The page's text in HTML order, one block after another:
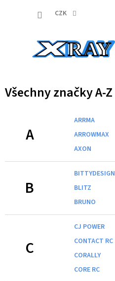
CZK
Všechny značky A-Z
A
ARRMA
ARROWMAX
AXON
B
BITTYDESIGN
BLITZ
BRUNO
C
CJ POWER
CONTACT RC
CORALLY
CORE RC